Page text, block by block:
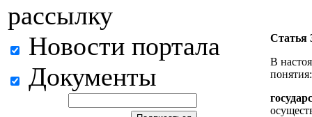
рассылку
Новости портала
Документы
Статья
В
понятия: